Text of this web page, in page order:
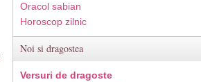
Oracol sabian
Horoscop zilnic
Noi si dragostea
Versuri de dragoste